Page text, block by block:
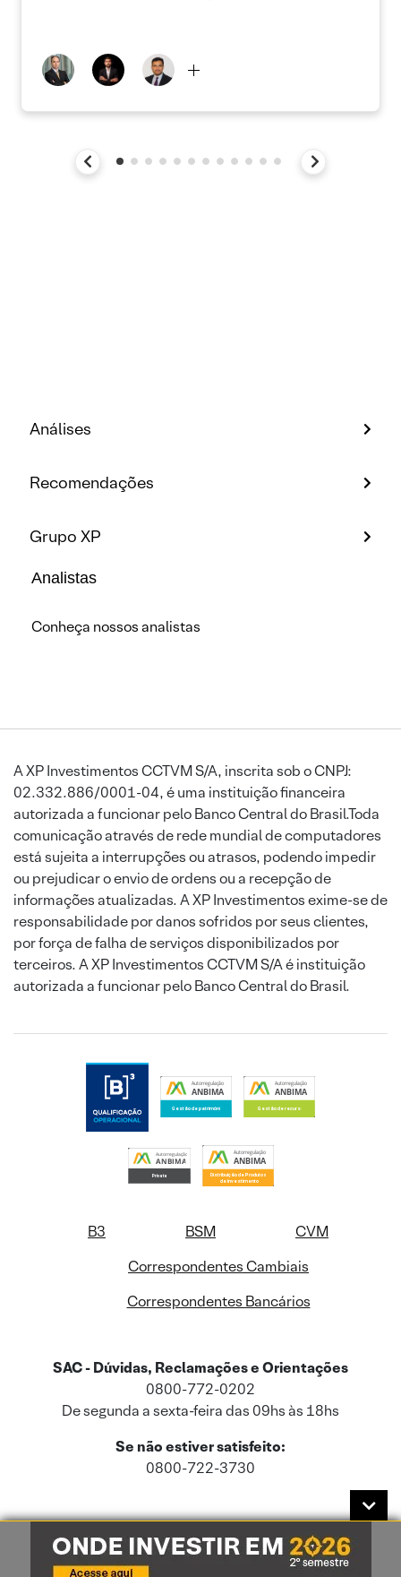
Análises
Recomendações
Grupo XP
Analistas
Conheça nossos analistas
A XP Investimentos CCTVM S/A, inscrita sob o CNPJ:
02.332.886/0001-04, é uma instituição financeira
autorizada a funcionar pelo Banco Central do Brasil.Toda
comunicação através de rede mundial de computadores
está sujeita a interrupções ou atrasos, podendo impedir
ou prejudicar o envio de ordens ou a recepção de
informações atualizadas. A XP Investimentos exime-se de
responsabilidade por danos sofridos por seus clientes,
por força de falha de serviços disponibilizados por
terceiros. A XP Investimentos CCTVM S/A é instituição
autorizada a funcionar pelo Banco Central do Brasil.
B3 BSM
CVM
Correspondentes Cambiais
Correspondentes Bancários
SAC - Dúvidas, Reclamações e Orientações
0800-772-0202
De segunda a sexta-feira das 09hs às 18hs
Se não estiver satisfeito:
0800-722-3730
Este site usa cookies e dados pessoais de acordo com a nossaPolítica de
Cookies
e a nossaPolítica de Privacidade.